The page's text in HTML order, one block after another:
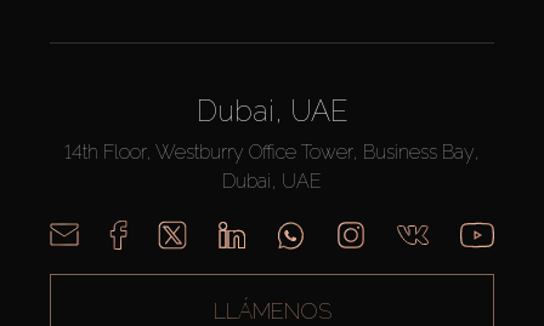
Dubai, UAE
14th Floor, Westburry Office Tower, Business Bay,
Dubai, UAE
LLÁMENOS